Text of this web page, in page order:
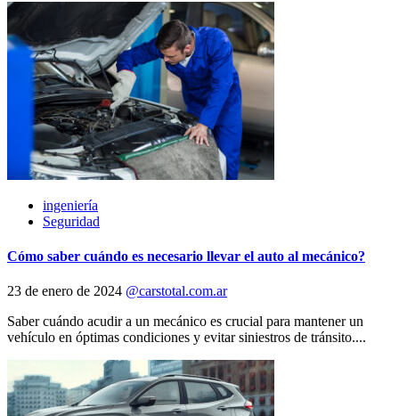
ingeniería
Seguridad
Cómo saber cuándo es necesario llevar el auto al mecánico?
23 de enero de 2024 @carstotal.com.ar
Saber cuándo acudir a un mecánico es crucial para mantener un
vehículo en óptimas condiciones y evitar siniestros de tránsito....